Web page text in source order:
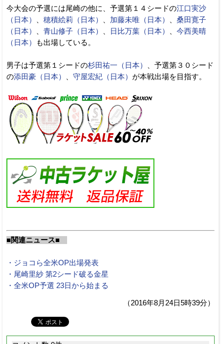
今大会の予選には尾崎の他に、予選第１４シードの江口実沙
（日本）
穂積絵莉（日本） 加藤未唯（日本）
桑田寛子
（日本）
青山修子（日本） 日比万葉（日本）
今西美晴
（日本）
も出場している。
男子は予選第１シードの杉田祐一（日本）
、予選第３０シード
の添田豪（日本） 守屋宏紀（日本） が本戦出場を目指す。
■関連ニュース■
・ジョコら全米OP出場発表
・尾崎里紗 第2シード破る金星
・全米OP予選 23日から始まる
（2016年8月24日5時39分）